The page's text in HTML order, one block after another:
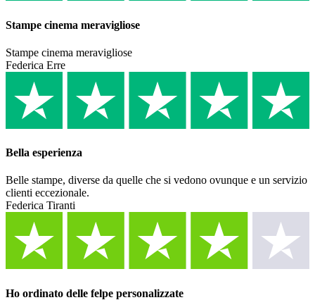
Stampe cinema meravigliose
Stampe cinema meravigliose
Federica Erre
Bella esperienza
Belle stampe, diverse da quelle che si vedono ovunque e un servizio
clienti eccezionale.
Federica Tiranti
Ho ordinato delle felpe personalizzate